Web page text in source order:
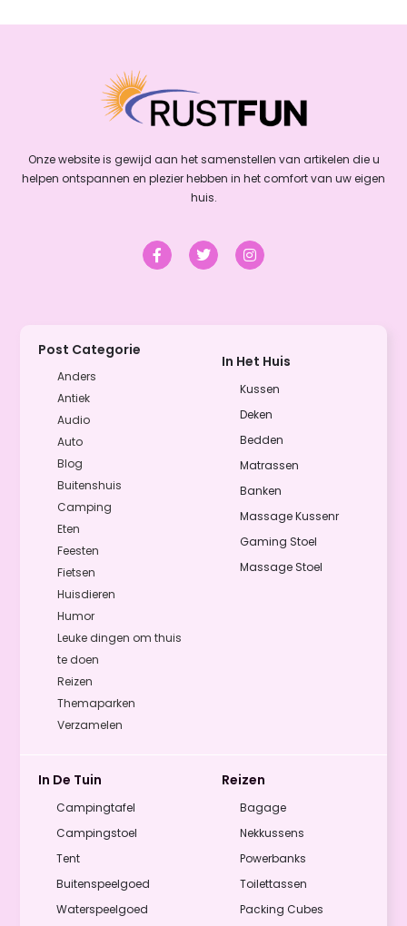
Onze website is gewijd aan het samenstellen van artikelen die u
helpen ontspannen en plezier hebben in het comfort van uw eigen
huis.
Post Categorie
Anders
Antiek
Audio
Auto
Blog
Buitenshuis
Camping
Eten
Feesten
Fietsen
Huisdieren
Humor
Leuke dingen om thuis
te doen
Reizen
Themaparken
Verzamelen
In Het Huis
Kussen
Deken
Bedden
Matrassen
Banken
Massage Kussenr
Gaming Stoel
Massage Stoel
In De Tuin
Campingtafel
Campingstoel
Tent
Buitenspeelgoed
Waterspeelgoed
Reizen
Bagage
Nekkussens
Powerbanks
Toilettassen
Packing Cubes